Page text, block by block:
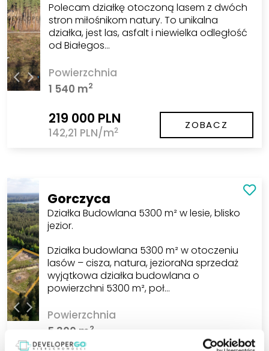
Polecam działkę otoczoną lasem z dwóch
stron miłośnikom natury. To unikalna
działka, jest las, asfalt i niewielka odległość
od Białegos…
Powierzchnia
1 540 m2
219 000 PLN
142,21 PLN/m2 ZOBACZ
Gorczyca
Działka Budowlana 5300 m² w lesie, blisko
jezior.
Działka budowlana 5300 m² w otoczeniu
lasów – cisza, natura, jezioraNa sprzedaż
wyjątkowa działka budowlana o
powierzchni 5300 m², poł…
Powierzchnia
5 300 m2